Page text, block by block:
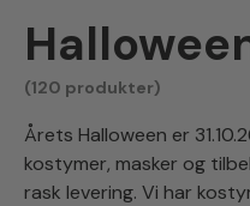
(120 produkter)
Årets Halloween er
kostymer, masker og
rask levering. Vi har